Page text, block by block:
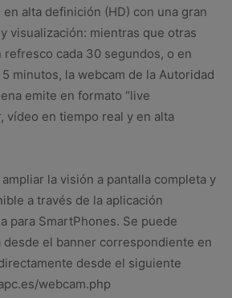
alta definición (HD) con una gran
visualización: mientras que otras
refresco cada 30 segundos, o en
minutos, la webcam de la Autoridad
emite en formato “live
vídeo en tiempo real y en alta
la visión a pantalla completa y
a través de la aplicación
para SmartPhones. Se puede
desde el banner correspondiente en
desde el siguiente
webcam.php